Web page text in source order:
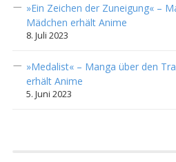
»Ein Zeichen der Zuneigung« –
Mädchen erhält Anime
8. Juli 2023
»Medalist« – Manga über den
erhält Anime
5. Juni 2023